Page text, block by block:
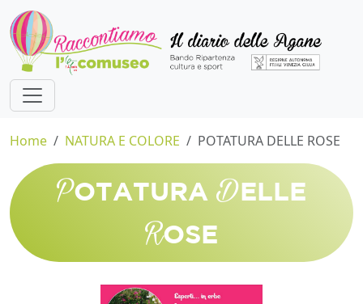
Home NATURA E COLORE POTATURA DELLE ROSE
POTATURA D ELLE
ROSE